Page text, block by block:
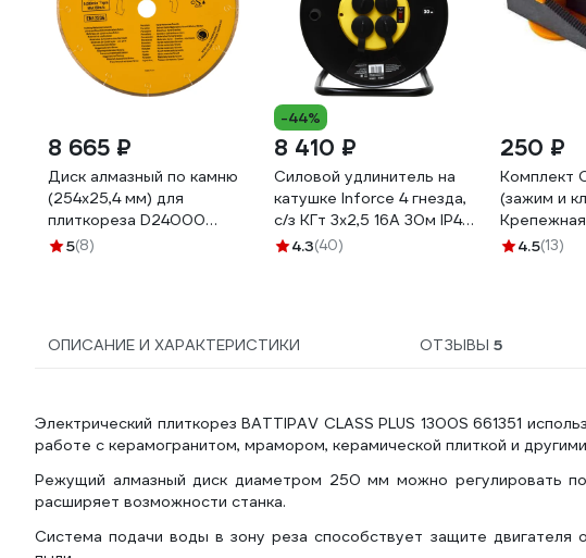
8 665 ₽
Диск алмазный по камню
(254х25,4 мм) для
плиткореза D24000
DEWALT DT 3734
5(8)
-44%
8 410 ₽
Силовой удлинитель на
катушке Inforce 4 гнезда,
с/з КГт 3х2,5 16A 30м IP44
GRANITE ZG 09-15-03
4.3(40)
250 ₽
Комплект
(зажим и
Крепежная
430924 БК
4.5(13)
ОПИСАНИЕ И ХАРАКТЕРИСТИКИ ОТЗЫВЫ 5
Электрический плиткорез BATTIPAV CLASS PLUS 1300S 661351
работе с керамогранитом, мрамором, керамической плиткой и
Режущий алмазный диск диаметром 250 мм можно регулировать
расширяет возможности станка.
Система подачи воды в зону реза способствует защите двигателя